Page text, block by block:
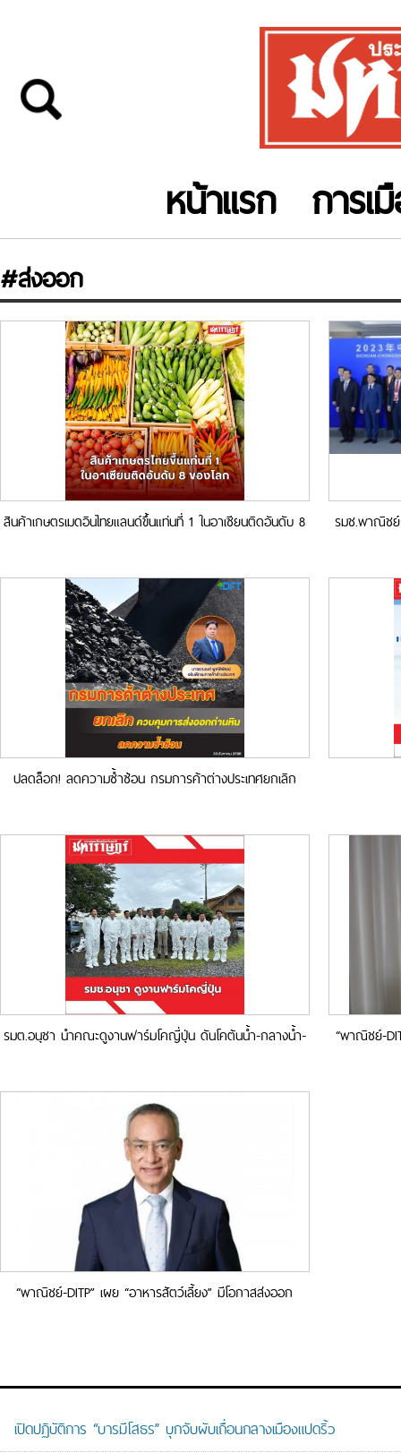
หน้าแรก การเ
#ส่งออก
สินค้าเกษตรเมดอินไทยแลนด์ขึ้นแท่นที่ 1 ในอาเซียนติดอันดับ 8
รมช.พาณิชย์
ปลดล็อก! ลดความซ้ำซ้อน กรมการค้าต่างประเทศยกเลิก
รมต.อนุชา นำคณะดูงานฟาร์มโคญี่ปุ่น ดันโคต้นน้ำ-กลางน้ำ-
“พาณิชย์-
“พาณิชย์-DITP” เผย “อาหารสัตว์เลี้ยง” มีโอกาสส่งออก
เปิดปฏิบัติการ “บารมีโสธร” บุกจับผับเถื่อนกลางเมืองแปดริ้ว